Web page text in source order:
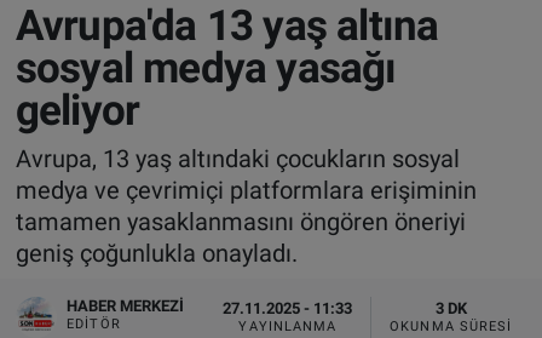
Avrupa'da 13 yaş altına
sosyal medya yasağı
geliyor
Avrupa, 13 yaş altındaki çocukların sosyal
medya ve çevrimiçi platformlara erişiminin
tamamen yasaklanmasını öngören öneriyi
geniş çoğunlukla onayladı.
HABER MERKEZI
EDITÖR
27.11.2025 - 11:33
YAYINLANMA
3 DK
OKUNMA SÜRESI
ALMANYA
FRANSA
AVUSTURYA
SAĞLIK - YAŞAM
BİLİM-TEKNOLOJİ
ALMANYA
TÜRKİYE
DÜNYA
BİLİM-TEKNOLOJİ
SAĞLIK
Trafik Durumu
Süper Lig Puan Durumu ve Fikstür
Tüm Manşetler
Son Dakika Haberleri
Haber Arşivi